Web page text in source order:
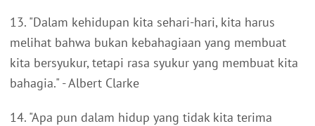
13. "Dalam kehidupan kita sehari-hari, kita harus
melihat bahwa bukan kebahagiaan yang membuat
kita bersyukur, tetapi rasa syukur yang membuat kita
bahagia." - Albert Clarke
14. "Apa pun dalam hidup yang tidak kita terima